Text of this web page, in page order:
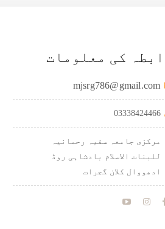
کی معلومات
mjsrg786@gmail.com
03338424466
مرکزی جامعہ سفیہ رحمانیہ
للبنات الاسلام بادشاہی روڈ
ادھووال کلان گجرات